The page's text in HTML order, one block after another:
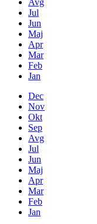
Jul
Jun
Maj
Apr
Mar
Feb
Jan
Dec
Nov
Okt
Sep
Avg
Jul
Jun
Maj
Apr
Mar
Feb
Jan